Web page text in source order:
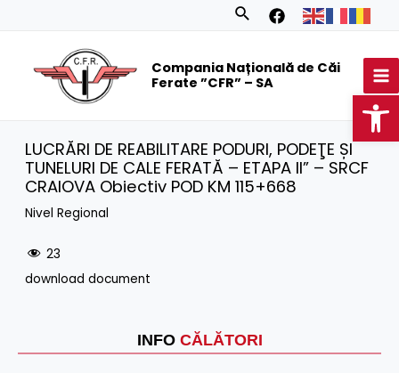
Search
Compania Națională de Căi
Ferate ”CFR” – SA
INFO CĂLĂTORI
LUCRĂRI DE REABILITARE PODURI, PODEŢE ȘI
TUNELURI DE CALE FERATĂ – ETAPA II” – SRCF
CRAIOVA Obiectiv POD KM 115+668
Nivel Regional
23
download document